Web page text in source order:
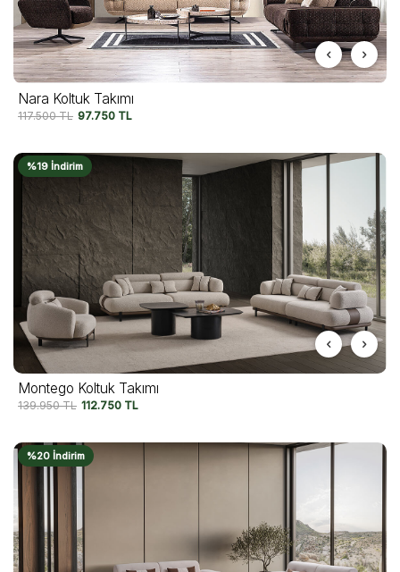
Nara Koltuk Takımı
117.500TL 97.750 TL
%19 İndirim
Montego Koltuk Takımı
139.950TL 112.750 TL
%20 İndirim